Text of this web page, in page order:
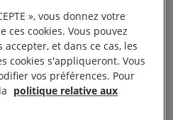
vouloir « lutter contre
l’antisémitisme », Anne
d’Amnesty International
augmente
», vous donnez votre
cookies. Vous pouvez
et dans ce cas, les
cookies s'appliqueront. Vous
vos préférences. Pour
politique relative aux